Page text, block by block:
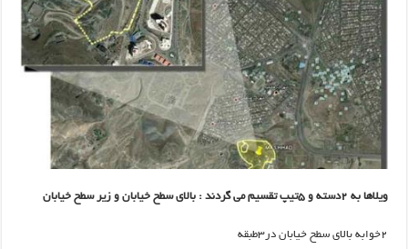
ویلاها به ۲دسته و ۵تیپ تقسیم می گردند : بالای سطح خیابان و زیر سطح خیابان
۲خوابه بالای سطح خیابان در۳طبقه